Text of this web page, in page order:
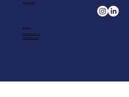
Socials
Infos
Datenschutz
Impressum